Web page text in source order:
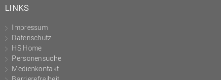
LINKS
Impressum
Datenschutz
HS Home
Personensuche
Medienkontakt